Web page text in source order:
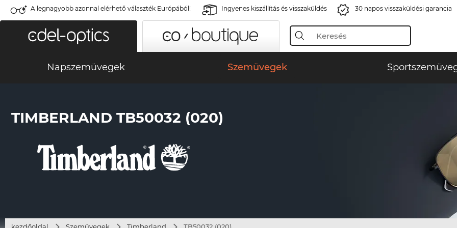
A legnagyobb azonnal elérhető választék Európából! Ingyenes kiszállítás és visszaküldés 30 napos visszaküldési garancia
Napszemüvegek Szemüvegek
TIMBERLAND TB50032 (020)